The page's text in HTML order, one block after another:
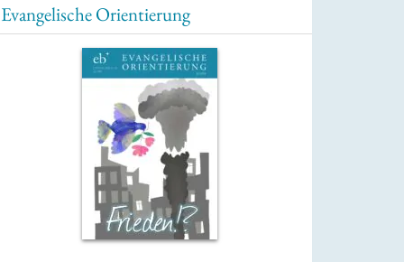
Evangelische Orientierung